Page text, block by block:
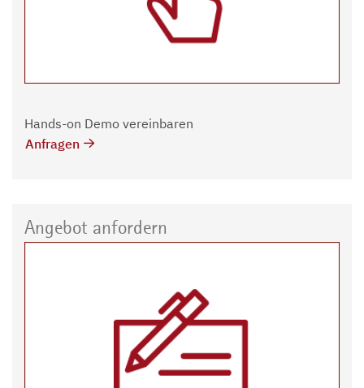
Hands-on Demo vereinbaren
Anfragen
Angebot anfordern